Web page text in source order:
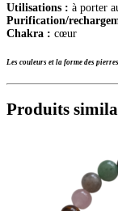
Utilisations : à porter
Purification/
Chakra : cœur
Les couleurs et la forme des
Produits